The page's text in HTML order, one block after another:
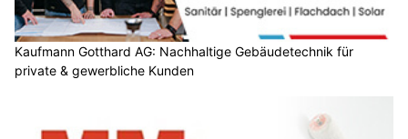
Kaufmann Gotthard AG: Nachhaltige Gebäudetechnik für
private & gewerbliche Kunden